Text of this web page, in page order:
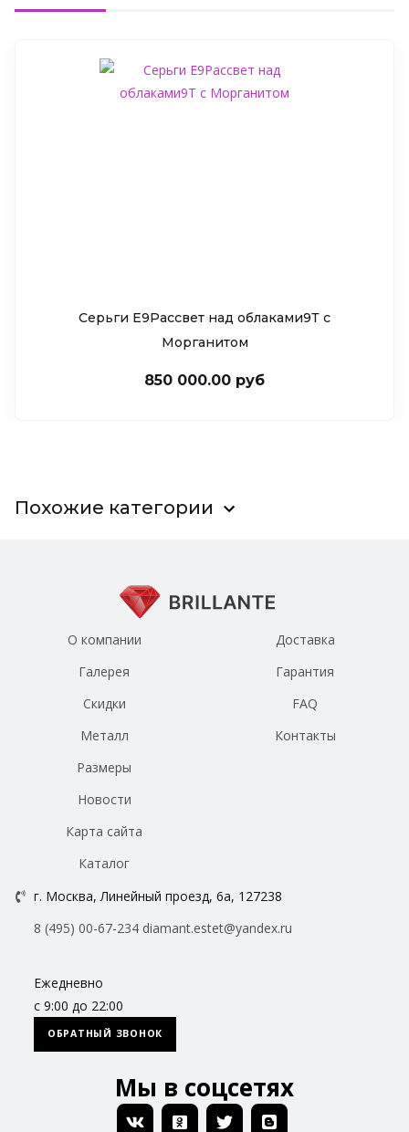
Серьги Е9Рассвет над облаками9Т c
Морганитом
850 000.00 руб
Похожие категории
О компании
Галерея
Скидки
Металл
Размеры
Новости
Доставка
Гарантия
FAQ
Контакты
Карта сайта
Каталог
г. Москва, Линейный проезд, 6а, 127238
8 (495) 00-67-234 diamant.estet@yandex.ru
Ежедневно
с 9:00 до 22:00
ОБРАТНЫЙ ЗВОНОК
Мы в соцсетях